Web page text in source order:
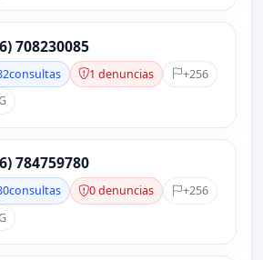
708230085
consultas 1 denuncias
+256
784759780
consultas 0 denuncias
+256